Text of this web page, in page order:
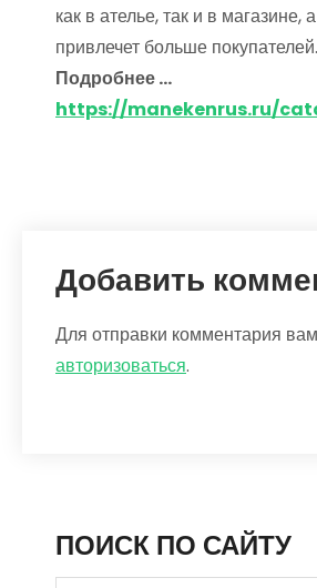
как в ателье, так и в магазине,
привлечет больше покупателей.
Подробнее …
https://manekenrus.ru/
Добавить
Для отправки комментария
авторизоваться.
ПОИСК ПО САЙТУ